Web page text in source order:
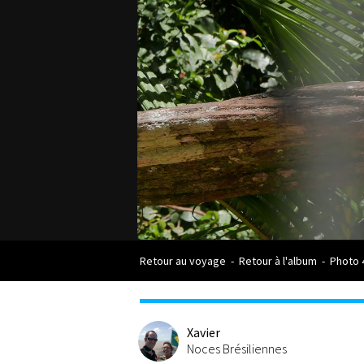
Retour au voyage - Retour à l'album - Photo
Xavier
Noces Brésiliennes